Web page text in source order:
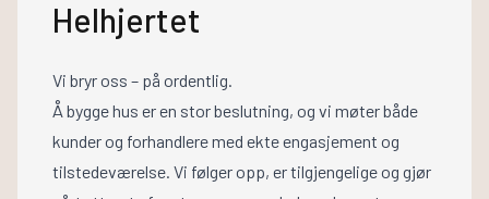
Helhjertet
Vi bryr oss – på ordentlig.
Å bygge hus er en stor beslutning, og vi møter både
kunder og forhandlere med ekte engasjement og
tilstedeværelse. Vi følger opp, er tilgjengelige og gjør